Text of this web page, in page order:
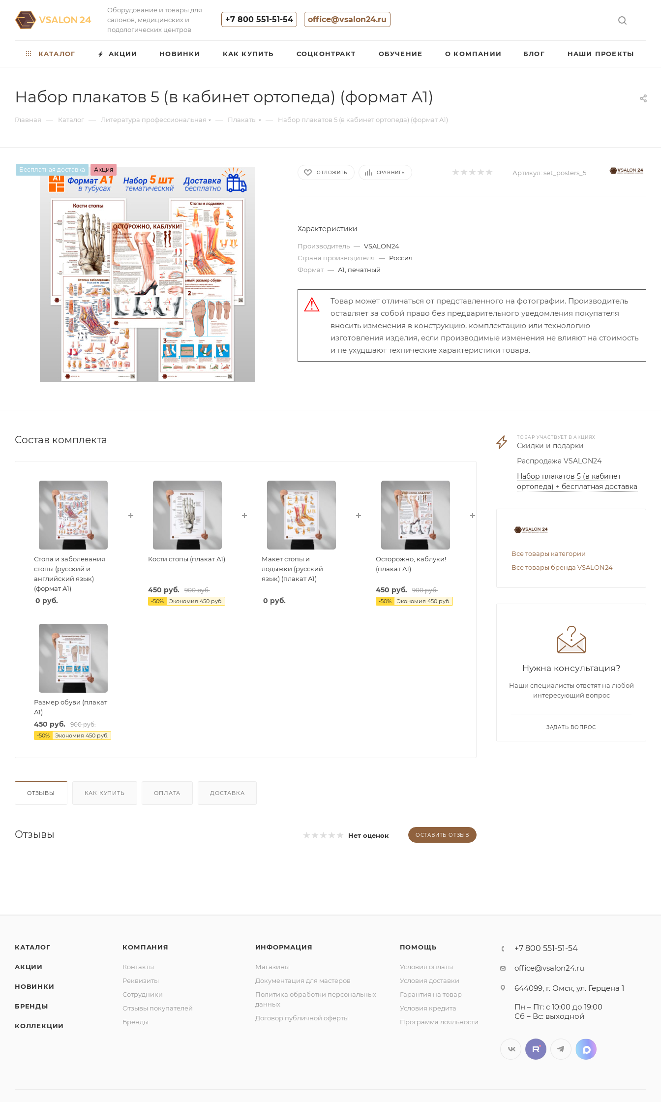
Оборудование и товары для
салонов, медицинских и
подологических центров
+7 800 551-51-54 office@vsalon24.ru
КАТАЛОГ АКЦИИ НОВИНКИ КАК КУПИТЬ СОЦКОНТРАКТ ОБУЧЕНИЕ О КОМПАНИИ БЛОГ НАШИ ПРОЕКТЫ
Набор плакатов 5 (в кабинет ортопеда) (формат А1)
Главная — Каталог — Литература профессиональная — Плакаты — Набор плакатов 5 (в кабинет ортопеда) (формат А1)
Бесплатная доставка Акция ОТЛОЖИТЬ СРАВНИТЬ Артикул: set_posters_5
Характеристики
Производитель — VSALON24
Страна производителя — Россия
Формат — А1, печатный
Товар может отличаться от представленного на фотографии. Производитель
оставляет за собой право без предварительного уведомления покупателя
вносить изменения в конструкцию, комплектацию или технологию
изготовления изделия, если производимые изменения не влияют на стоимость
и не ухудшают технические характеристики товара.
Состав комплекта
Стопа и заболевания
стопы (русский и
английский язык)
(формат А1)
0 руб.
Кости стопы (плакат А1)
450 руб. 900 руб.
-50% Экономия 450 руб.
Макет стопы и
лодыжки (русский
язык) (плакат А1)
0 руб.
Осторожно, каблуки!
(плакат А1)
450 руб. 900 руб.
-50% Экономия450 руб.
Размер обуви (плакат
А1)
450 руб. 900 руб.
-50% Экономия 450 руб.
ОТЗЫВЫ КАК КУПИТЬ ОПЛАТА ДОСТАВКА
Отзывы Нет оценок ОСТАВИТЬ ОТЗЫВ
ТОВАР УЧАСТВУЕТ В АКЦИЯХ
Скидки и подарки
Распродажа VSALON24
Набор плакатов 5 (в кабинет
ортопеда) + бесплатная доставка
Все товары категории
Все товары бренда VSALON24
Нужна консультация?
Наши специалисты ответят на любой
интересующий вопрос
ЗАДАТЬ ВОПРОС
КАТАЛОГ
АКЦИИ
НОВИНКИ
БРЕНДЫ
КОЛЛЕКЦИИ
КОМПАНИЯ
Контакты
Реквизиты
Сотрудники
Отзывы покупателей
Бренды
ИНФОРМАЦИЯ
Магазины
Документация для мастеров
Политика обработки персональных
данных
Договор публичной оферты
ПОМОЩЬ
Условия оплаты
Условия доставки
Гарантия на товар
Условия кредита
Программа лояльности
+7 800 551-51-54
office@vsalon24.ru
644099, г. Омск, ул. Герцена 1
Пн – Пт: с 10:00 до 19:00
Сб – Вс: выходной